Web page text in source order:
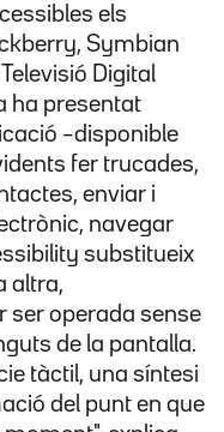
els
Symbian
Digital
ha presentat
–disponible
fer trucades,
enviar i
navegar
substitueix
altra,
ser operada sense
de la pantalla.
tàctil, una síntesi
del punt en que